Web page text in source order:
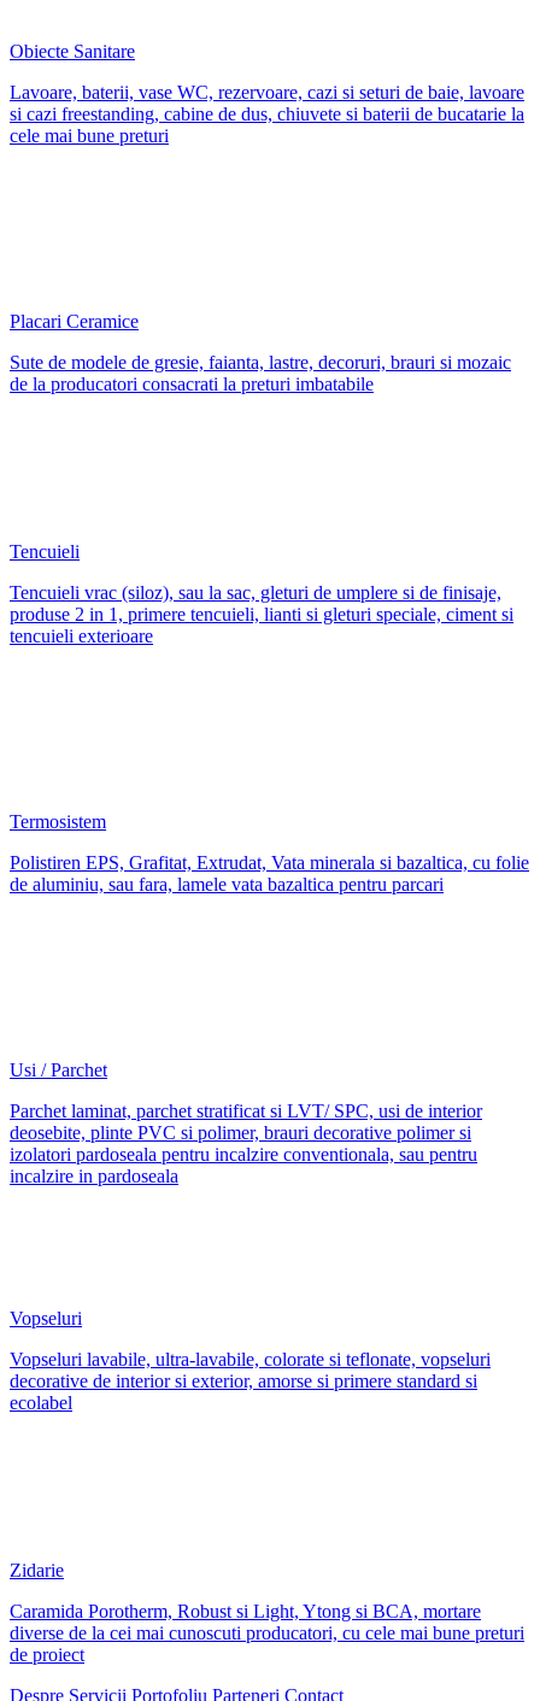
Obiecte Sanitare
Lavoare, baterii, vase WC, rezervoare, cazi si seturi de baie, lavoare
si cazi freestanding, cabine de dus, chiuvete si baterii de bucatarie la
cele mai bune preturi
Placari Ceramice
Sute de modele de gresie, faianta, lastre, decoruri, brauri si mozaic
de la producatori consacrati la preturi imbatabile
Tencuieli
Tencuieli vrac (siloz), sau la sac, gleturi de umplere si de finisaje,
produse 2 in 1, primere tencuieli, lianti si gleturi speciale, ciment si
tencuieli exterioare
Termosistem
Polistiren EPS, Grafitat, Extrudat, Vata minerala si bazaltica, cu folie
de aluminiu, sau fara, lamele vata bazaltica pentru parcari
Usi / Parchet
Parchet laminat, parchet stratificat si LVT/ SPC, usi de interior
deosebite, plinte PVC si polimer, brauri decorative polimer si
izolatori pardoseala pentru incalzire conventionala, sau pentru
incalzire in pardoseala
Vopseluri
Vopseluri lavabile, ultra-lavabile, colorate si teflonate, vopseluri
decorative de interior si exterior, amorse si primere standard si
ecolabel
Zidarie
Caramida Porotherm, Robust si Light, Ytong si BCA, mortare
diverse de la cei mai cunoscuti producatori, cu cele mai bune preturi
de proiect
Despre Servicii Portofoliu Parteneri Contact